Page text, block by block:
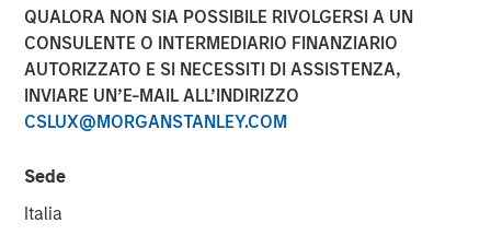
QUALORA NON SIA POSSIBILE RIVOLGERSI A UN
CONSULENTE O INTERMEDIARIO FINANZIARIO
AUTORIZZATO E SI NECESSITI DI ASSISTENZA,
INVIARE UN’E-MAIL ALL’INDIRIZZO
CSLUX@MORGANSTANLEY.COM
Sede
Italia
NEW YORK — Sep 16, 2014
infrastructure investing platform of Morgan Stanley,
control ownership of Eureka Hunter Holdings, LLC, a